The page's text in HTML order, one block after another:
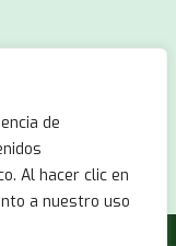
de
Al hacer clic en
a nuestro uso